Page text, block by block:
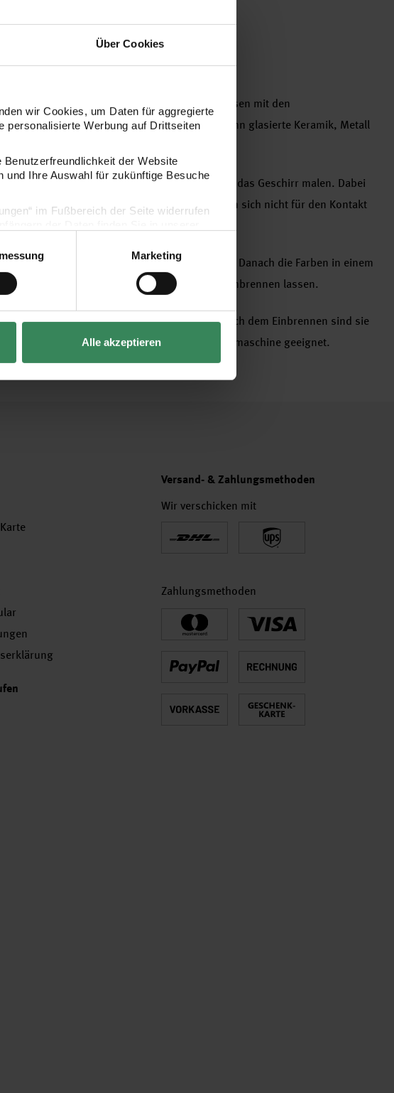
Über Cookies
wir Cookies, um Daten für aggregierte
personalisierte Werbung auf Drittseiten
der Website
Ihre Auswahl für zukünftige Besuche
im Fußbereich der Seite widerrufen
Marketing
Alle akzeptieren
Sie Ihr Geschirr oder verschönern Sie Ihre Vasen mit den
von Rico Design. Mit den Stiften kann glasierte Keramik, Metall
Porzellanmalstiften einfach eigene Designs auf das Geschirr malen. Dabei
und Essbereich aussparen, die Farben eignen sich nicht für den Kontakt
Aufmalen das Geschirr kurz trocknen lassen. Danach die Farben in einem
Ofen bei 150°C für 30-35 Minuten einbrennen lassen.
sind auf Wasserbasis und lösemittelfrei. Nach dem Einbrennen sind sie
wasser- und wischfest. Nur bedingt für die Spülmaschine geeignet.
Versand- & Zahlungsmethoden
Wir verschicken mit
Zahlungsmethoden